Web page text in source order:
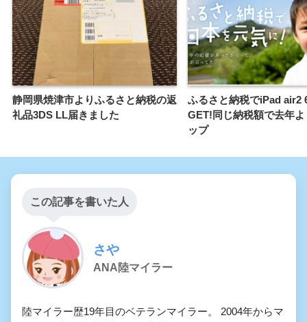
静岡県焼津市よりふるさと納税の返
礼品3DS LL届きました
ふるさと納税でiPad air2
GET!同じ納税額で去年
ップ
この記事を書いた人
さや
ANA陸マイラー
陸マイラー歴19年目のベテランマイラー。 2004年からマ